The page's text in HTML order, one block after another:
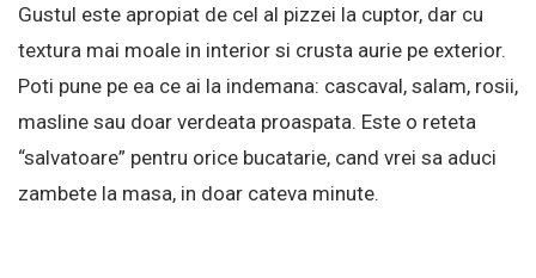
Gustul este apropiat de cel al pizzei la cuptor, dar cu
textura mai moale in interior si crusta aurie pe exterior.
Poti pune pe ea ce ai la indemana: cascaval, salam, rosii,
masline sau doar verdeata proaspata. Este o reteta
“salvatoare” pentru orice bucatarie, cand vrei sa aduci
zambete la masa, in doar cateva minute.